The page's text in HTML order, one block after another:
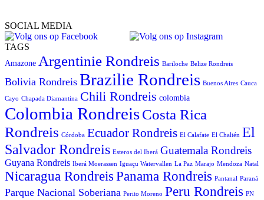
SOCIAL MEDIA
TAGS
Amazone Argentinie Rondreis Bariloche Belize Rondreis
Bolivia Rondreis Brazilie Rondreis Buenos Aires Cauca
Cayo Chapada Diamantina Chili Rondreis colombia
Colombia RondreisCosta Rica
Rondreis Córdoba Ecuador Rondreis El Calafate El Chaltén El
Salvador Rondreis Esteros del Iberá Guatemala Rondreis
Guyana Rondreis Iberá Moerassen Iguaçu Watervallen La Paz Marajo Mendoza Natal
Nicaragua Rondreis Panama Rondreis Pantanal Paraná
Parque Nacional Soberiana Perito Moreno Peru Rondreis PN